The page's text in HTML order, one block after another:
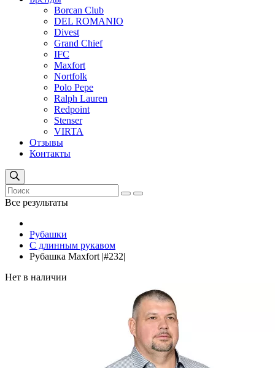
Borcan Club
DEL ROMANIO
Divest
Grand Chief
IFC
Maxfort
Nortfolk
Polo Pepe
Ralph Lauren
Redpoint
Stenser
VIRTA
Отзывы
Контакты
Все результаты
Рубашки
С длинным рукавом
Рубашка Maxfort |#232|
Нет в наличии